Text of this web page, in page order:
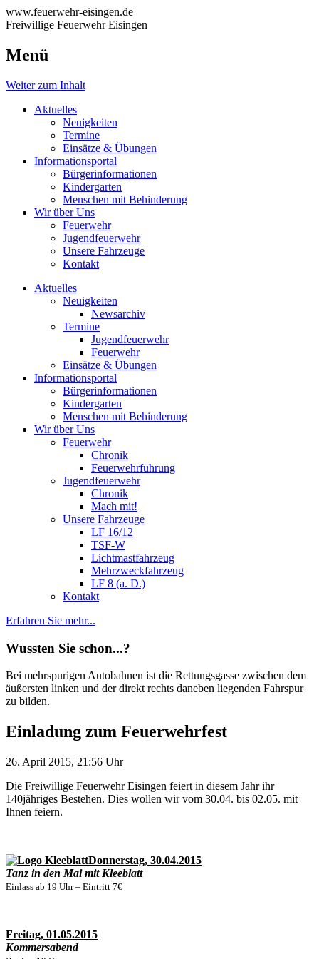
www.feuerwehr-eisingen.de
Freiwillige Feuerwehr Eisingen
Menü
Weiter zum Inhalt
Aktuelles
Neuigkeiten
Termine
Einsätze & Übungen
Informationsportal
Bürgerinformationen
Kindergarten
Menschen mit Behinderung
Wir über Uns
Feuerwehr
Jugendfeuerwehr
Unsere Fahrzeuge
Kontakt
Aktuelles
Neuigkeiten
Newsarchiv
Termine
Jugendfeuerwehr
Feuerwehr
Einsätze & Übungen
Informationsportal
Bürgerinformationen
Kindergarten
Menschen mit Behinderung
Wir über Uns
Feuerwehr
Chronik
Feuerwehrführung
Jugendfeuerwehr
Chronik
Mach mit!
Unsere Fahrzeuge
LF 16/12
TSF-W
Lichtmastfahrzeug
Mehrzweckfahrzeug
LF 8 (a. D.)
Kontakt
Erfahren Sie mehr...
Wussten Sie schon...?
Bei mehrspurigen Autobahnen ist die Rettungsgasse zwischen dem
äußersten linken und der direkt rechts daneben liegenden Fahrspur
zu bilden.
Einladung zum Feuerwehrfest
26. April 2015, 21:56 Uhr
Die Freiwillige Feuerwehr Eisingen feiert in diesem Jahr ihr
140jähriges Bestehen. Dies wollen wir vom 30.04. bis 02.05. mit
Ihnen feiern.
Donnerstag, 30.04.2015
Tanz in den Mai mit Kleeblatt
Einlass ab 19 Uhr – Eintritt 7€
Freitag, 01.05.2015
Kommersabend